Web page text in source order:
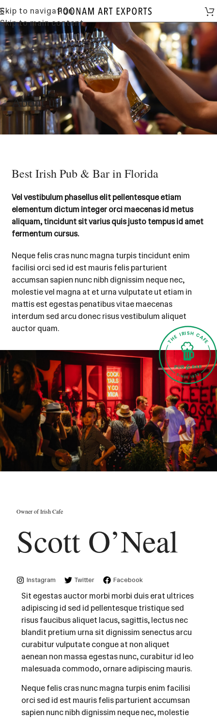
Skip to navigation
Skip to main content
About us
Best Irish Pub & Bar in Florida
Vel vestibulum phasellus elit pellentesque etiam
elementum dictum integer orci maecenas id metus
aliquam, tincidunt sit varius quis justo tempus id amet
fermentum cursus.
Neque felis cras nunc magna turpis tincidunt enim
facilisi orci sed id est mauris felis parturient
accumsan sapien nunc nibh dignissim neque nec,
molestie vel magna at et urna vulputate ut etiam in
mattis est egestas penatibus vitae maecenas
interdum sed arcu donec risus vestibulum aliquet
auctor quam.
Owner of Irish Cafe
Scott O’Neal
Instagram Twitter Facebook
Sit egestas auctor morbi morbi duis erat ultrices
adipiscing id sed id pellentesque tristique sed
risus faucibus aliquet lacus, sagittis, lectus nec
blandit pretium urna sit dignissim senectus arcu
curabitur vulputate congue at non aliquet
aenean non massa egestas nunc, curabitur id leo
malesuada commodo, ornare adipiscing mauris.
Neque felis cras nunc magna turpis enim facilisi
orci sed id est mauris felis parturient accumsan
sapien nunc nibh dignissim neque nec, molestie